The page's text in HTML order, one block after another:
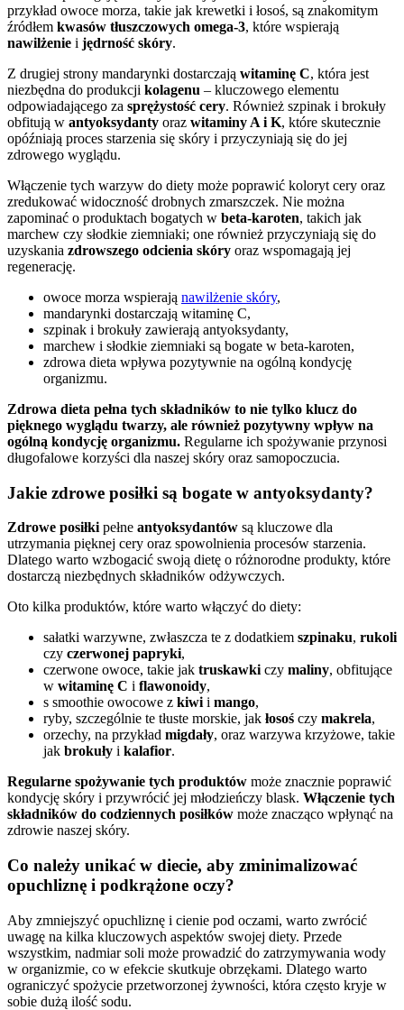
przykład owoce morza, takie jak krewetki i łosoś, są znakomitym
źródłem kwasów tłuszczowych omega-3, które wspierają
nawilżenie i jędrność skóry.
Z drugiej strony mandarynki dostarczają witaminę C, która jest
niezbędna do produkcji kolagenu – kluczowego elementu
odpowiadającego za sprężystość cery. Również szpinak i brokuły
obfitują w antyoksydanty oraz witaminy A i K, które skutecznie
opóźniają proces starzenia się skóry i przyczyniają się do jej
zdrowego wyglądu.
Włączenie tych warzyw do diety może poprawić koloryt cery oraz
zredukować widoczność drobnych zmarszczek. Nie można
zapominać o produktach bogatych w beta-karoten, takich jak
marchew czy słodkie ziemniaki; one również przyczyniają się do
uzyskania zdrowszego odcienia skóry oraz wspomagają jej
regenerację.
owoce morza wspierają nawilżenie skóry,
mandarynki dostarczają witaminę C,
szpinak i brokuły zawierają antyoksydanty,
marchew i słodkie ziemniaki są bogate w beta-karoten,
zdrowa dieta wpływa pozytywnie na ogólną kondycję
organizmu.
Zdrowa dieta pełna tych składników to nie tylko klucz do
pięknego wyglądu twarzy, ale również pozytywny wpływ na
ogólną kondycję organizmu. Regularne ich spożywanie przynosi
długofalowe korzyści dla naszej skóry oraz samopoczucia.
Jakie zdrowe posiłki są bogate w antyoksydanty?
Zdrowe posiłki pełne antyoksydantów są kluczowe dla
utrzymania pięknej cery oraz spowolnienia procesów starzenia.
Dlatego warto wzbogacić swoją dietę o różnorodne produkty, które
dostarczą niezbędnych składników odżywczych.
Oto kilka produktów, które warto włączyć do diety:
sałatki warzywne, zwłaszcza te z dodatkiem szpinaku, rukoli
czy czerwonej papryki,
czerwone owoce, takie jak truskawki czy maliny, obfitujące
w witaminę C i flawonoidy,
s smoothie owocowe z kiwi i mango,
ryby, szczególnie te tłuste morskie, jak łosoś czy makrela,
orzechy, na przykład migdały, oraz warzywa krzyżowe, takie
jak brokuły i kalafior.
Regularne spożywanie tych produktów może znacznie poprawić
kondycję skóry i przywrócić jej młodzieńczy blask. Włączenie tych
składników do codziennych posiłków może znacząco wpłynąć na
zdrowie naszej skóry.
Co należy unikać w diecie, aby zminimalizować
opuchliznę i podkrążone oczy?
Aby zmniejszyć opuchliznę i cienie pod oczami, warto zwrócić
uwagę na kilka kluczowych aspektów swojej diety. Przede
wszystkim, nadmiar soli może prowadzić do zatrzymywania wody
w organizmie, co w efekcie skutkuje obrzękami. Dlatego warto
ograniczyć spożycie przetworzonej żywności, która często kryje w
sobie dużą ilość sodu.